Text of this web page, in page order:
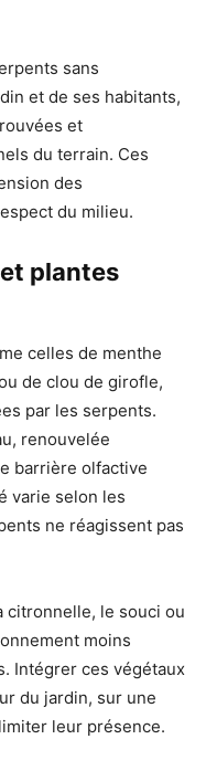
sans
et de ses habitants,
et
du terrain. Ces
des
du milieu.
plantes
celles de menthe
de clou de girofle,
par les serpents.
renouvelée
barrière olfactive
varie selon les
ne réagissent pas
citronnelle, le souci ou
moins
Intégrer ces végétaux
du jardin, sur une
leur présence.